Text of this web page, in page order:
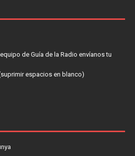
de Guía de la Radio envíanos tu
espacios en blanco)